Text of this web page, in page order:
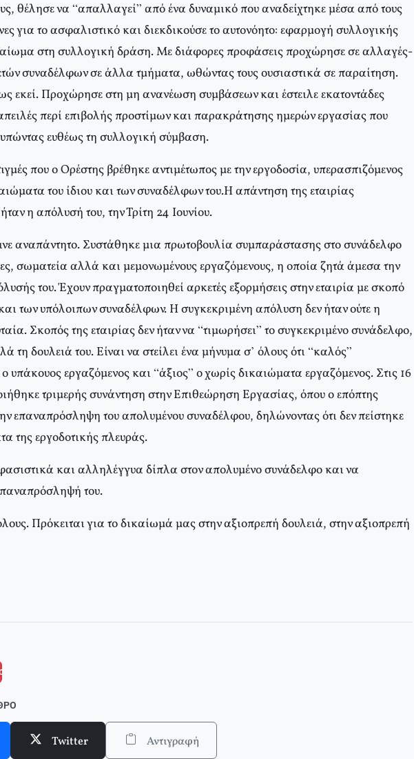
θέλησε να “απαλλαγεί” από ένα δυναμικό που αναδείχτηκε μέσα από τους
για το ασφαλιστικό και διεκδικούσε το αυτονόητο: εφαρμογή συλλογικής
στη συλλογική δράση. Με διάφορες προφάσεις προχώρησε σε αλλαγές-
συναδέλφων σε άλλα τμήματα, ωθώντας τους ουσιαστικά σε παραίτηση.
εκεί. Προχώρησε στη μη ανανέωση συμβάσεων και έστειλε εκατοντάδες
περί επιβολής προστίμων και παρακράτησης ημερών εργασίας που
ευθέως τη συλλογική σύμβαση.
που ο Ορέστης βρέθηκε αντιμέτωπος με την εργοδοσία, υπερασπιζόμενος
του ίδιου και των συναδέλφων του.Η απάντηση της εταιρίας
η απόλυσή του, την Τρίτη 24 Ιουνίου.
αναπάντητο. Συστάθηκε μια πρωτοβουλία συμπαράστασης στο συνάδελφο
σωματεία αλλά και μεμονωμένους εργαζόμενους, η οποία ζητά άμεσα την
του. Έχουν πραγματοποιηθεί αρκετές εξορμήσεις στην εταιρία με σκοπό
των υπόλοιπων συναδέλφων. Η συγκεκριμένη απόλυση δεν ήταν ούτε η
Σκοπός της εταιρίας δεν ήταν να “τιμωρήσει” το συγκεκριμένο συνάδελφο,
τη δουλειά του. Είναι να στείλει ένα μήνυμα σ’ όλους ότι “καλός”
ο υπάκουος εργαζόμενος και “άξιος” ο χωρίς δικαιώματα εργαζόμενος. Στις 16
τριμερής συνάντηση στην Επιθεώρηση Εργασίας, όπου ο επόπτης
επαναπρόσληψη του απολυμένου συναδέλφου, δηλώνοντας ότι δεν πείστηκε
της εργοδοτικής πλευράς.
και αλληλέγγυα δίπλα στον απολυμένο συνάδελφο και να
του.
Πρόκειται για το δικαίωμά μας στην αξιοπρεπή δουλειά, στην αξιοπρεπή
ένθετο οι σελίδες της Αριστεράς με αφιέρωμα στη σύγχρονη Κίνα και την παγκόσμια κρίση)
Twitter Αντιγραφή